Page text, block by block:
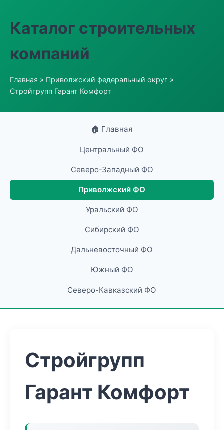
Каталог строительных
компаний
Главная » Приволжский федеральный округ »
Стройгрупп Гарант Комфорт
🏠 Главная
Центральный ФО
Северо-Западный ФО
Приволжский ФО
Уральский ФО
Сибирский ФО
Дальневосточный ФО
Южный ФО
Северо-Кавказский ФО
Стройгрупп
Гарант Комфорт